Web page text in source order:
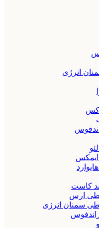
انرژی
کاست
ارس
سمنان انرژی